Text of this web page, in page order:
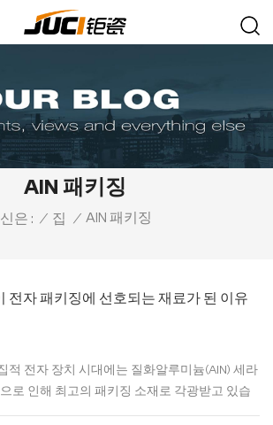
AlN 패키징
은 : / 집 / AlN 패키징
전자 패키징에 선호되는 재료가 된 이유
적 전자 장치 시대에는 질화알루미늄(AlN) 세라
로 인해 최고의 패키징 소재로 각광받고 있습
도도(170~210W/m·K)는 기존 알루미나보다